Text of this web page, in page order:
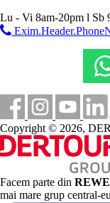
plaja
sezlonguri
Activitati sportive
snorkeling
yoga
zumba
baie cu
sauna
Activitati sportive
tir cu arcul
plimbari cu
Lu - Vi 8am-20pm l Sb
Copyright © 2026,
Facem parte din
mai mare grup central-